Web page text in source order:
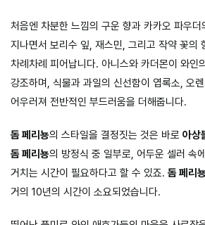
처음엔 차분한 느낌의 구운 향과 카카오 파우더
지나면서 보리수 잎, 재스민, 그리고 작약 꽃의
차례차례 피어납니다. 아니스와 카더몬이 와인
강조하며, 식물과 과일의 신선함이 엽록소, 오
어우러져 전반적인 부드러움을 더해줍니다.
돔 페리뇽의 스타일을 결정짓는 것은 바로 아상
돔 페리뇽의 방정식 중 일부로, 어두운 셀러 속
거치는 시간이 필요하다고 할 수 있죠. 돔 페리
거의 10년의 시간이 소요되었습니다.